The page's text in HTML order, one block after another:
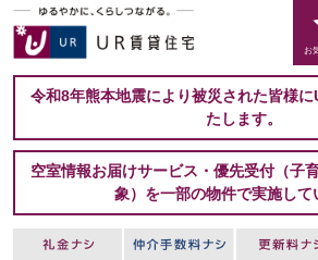
お
令和8年熊本地震により被災された皆様
たします。
空室情報お届けサービス・優先受付（子
象）を一部の物件で実施して